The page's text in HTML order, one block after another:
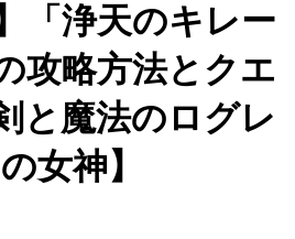
「浄天のキレー
攻略方法とクエ
と魔法のログレ
女神】